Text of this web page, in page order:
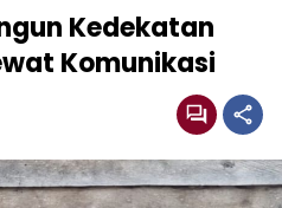
Kedekatan
Komunikasi